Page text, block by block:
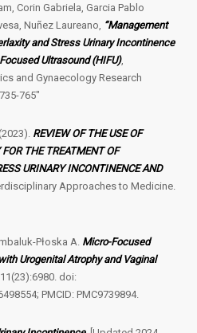
Corin Gabriela, Garcia Pablo
Nuñez Laureano, “Management
and Stress Urinary Incontinence
Ultrasound (HIFU),
and Gynaecology Research
765″
REVIEW OF THE USE OF
THE TREATMENT OF
URINARY INCONTINENCE AND
Approaches to Medicine.
Płoska A. Micro-Focused
Urogenital Atrophy and Vaginal
doi:
PMCID: PMC9739894.